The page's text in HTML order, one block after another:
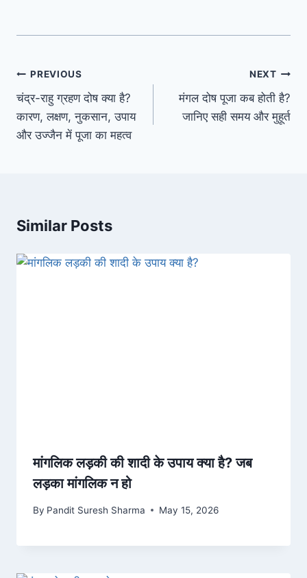
PREVIOUS
चंद्र-राहु ग्रहण दोष क्या है?
कारण, लक्षण, नुकसान, उपाय
और उज्जैन में पूजा का महत्व
NEXT
मंगल दोष पूजा कब होती है?
जानिए सही समय और मुहूर्त
Similar Posts
मांगलिक लड़की की शादी के उपाय क्या है? जब
लड़का मांगलिक न हो
By Pandit Suresh Sharma May 15, 2026